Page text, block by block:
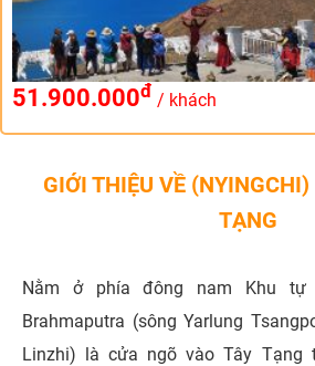
51.900.000đ / khách
GIỚI THIỆU VỀ
TẠNG
Nằm ở phía đông nam Khu tự
Brahmaputra (sông Yarlung
Linzhi) là cửa ngõ vào Tây Tạng